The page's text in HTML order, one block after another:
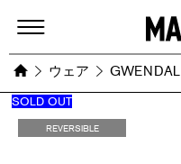
ウェア GWENDAL
SOLD OUT
REVERSIBLE
Images